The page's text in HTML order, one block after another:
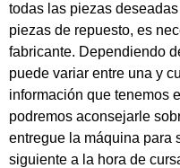
todas las piezas
piezas de repuesto, es
fabricante. Dependiendo
puede variar entre una y
información que tenemos
podremos aconsejarle
entregue la máquina para
siguiente a la hora de